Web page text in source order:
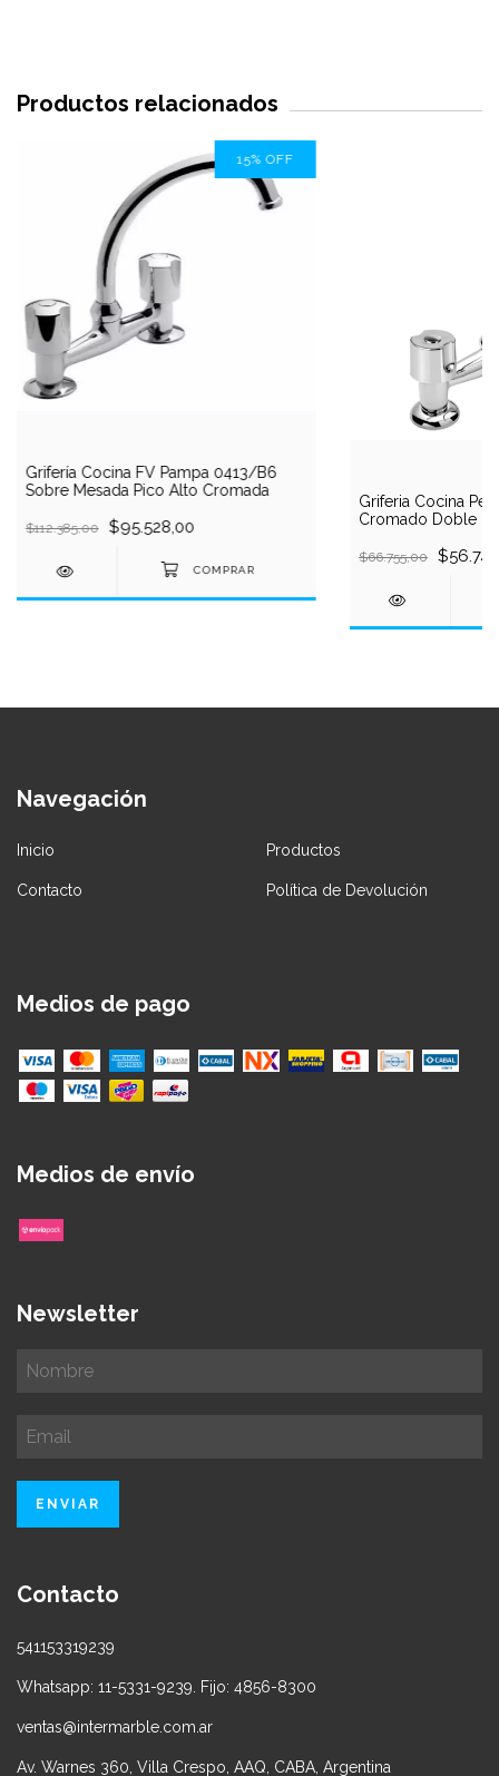
Productos relacionados
15%OFF
Grifería Cocina FV Pampa 0413/B6
Sobre Mesada Pico Alto Cromada
$112.385,00 $95.528,00
Griferia Cocina
Cromado Doble
$66.755,00
Navegación
Inicio Productos
Contacto Política de Devolución
Medios de pago
Medios de envío
Newsletter
Contacto
541153319239
Whatsapp: 11-5331-9239. Fijo: 4856-8300
ventas@intermarble.com.ar
Av. Warnes 360, Villa Crespo, AAQ, CABA, Argentina